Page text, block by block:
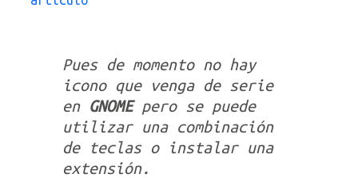
Pues de momento no hay
icono que venga de serie
en GNOMEpero se puede
utilizar una combinación
de teclas o instalar una
extensión.